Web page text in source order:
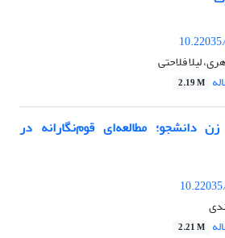
لیلا فلاحتی
2.19 M
دانشجو؛ مطالعه‌ای قوم‌نگارانه در
2.21 M